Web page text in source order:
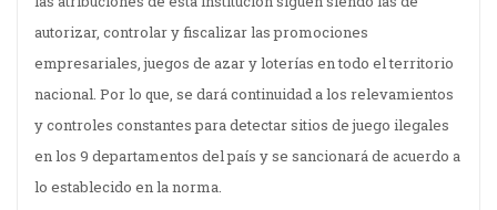
autorizar, controlar y fiscalizar las promociones
empresariales, juegos de azar y loterías en todo el territorio
nacional. Por lo que, se dará continuidad a los relevamientos
y controles constantes para detectar sitios de juego ilegales
en los 9 departamentos del país y se sancionará de acuerdo a
lo establecido en la norma.